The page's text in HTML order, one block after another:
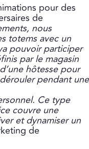
pour des
de
nous
totems avec un
pouvoir participer
par le magasin
hôtesse pour
pendant une
Ce type
couvre une
et dynamiser un
de